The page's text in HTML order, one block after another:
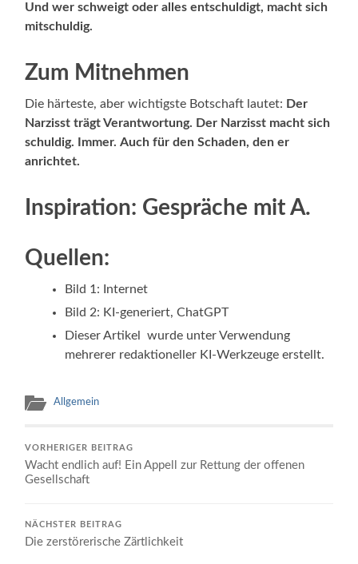
Und wer schweigt oder alles entschuldigt, macht sich
mitschuldig.
Zum Mitnehmen
Die härteste, aber wichtigste Botschaft lautet: Der
Narzisst trägt Verantwortung. Der Narzisst macht sich
schuldig.
Immer. Auch für den Schaden, den er
anrichtet.
Inspiration: Gespräche mit A.
Quellen:
Bild 1: Internet
Bild 2: KI-generiert, ChatGPT
Dieser Artikel wurde unter Verwendung
mehrerer redaktioneller KI-Werkzeuge erstellt.
Allgemein
VORHERIGER BEITRAG
Wacht endlich auf! Ein Appell zur Rettung der offenen
Gesellschaft
NÄCHSTER BEITRAG
Die zerstörerische Zärtlichkeit